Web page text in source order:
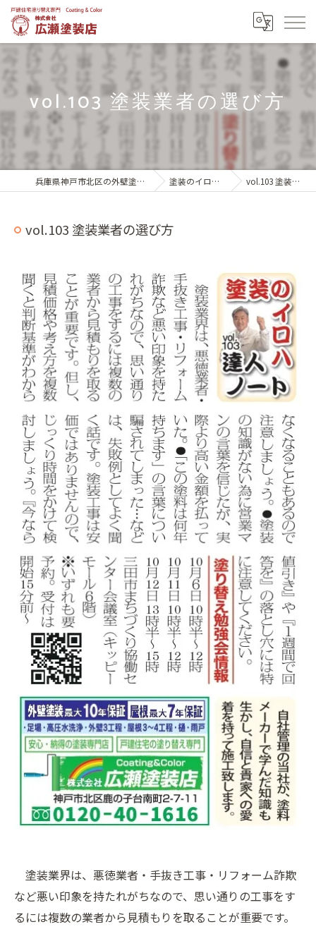
vol.103 塗装業者の選び方
兵庫県神戸市北区の外壁塗装は株式会社広瀬塗装店 塗装のイロハ 達人ノート vol.103 塗装業者の選び方
vol.103 塗装業者の選び方
塗装業界は、悪徳業者・手抜き工事・リフォーム詐欺
など悪い印象を持たれがちなので、思い通りの工事をす
るには複数の業者から見積もりを取ることが重要です。